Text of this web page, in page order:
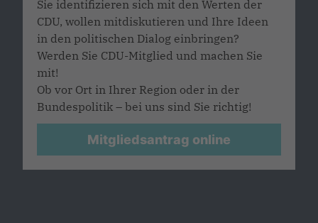
Sie identifizieren sich mit den Werten der
CDU, wollen mitdiskutieren und Ihre Ideen
in den politischen Dialog einbringen?
Werden Sie CDU-Mitglied und machen Sie
mit!
Ob vor Ort in Ihrer Region oder in der
Bundespolitik – bei uns sind Sie richtig!
Mitgliedsantrag online